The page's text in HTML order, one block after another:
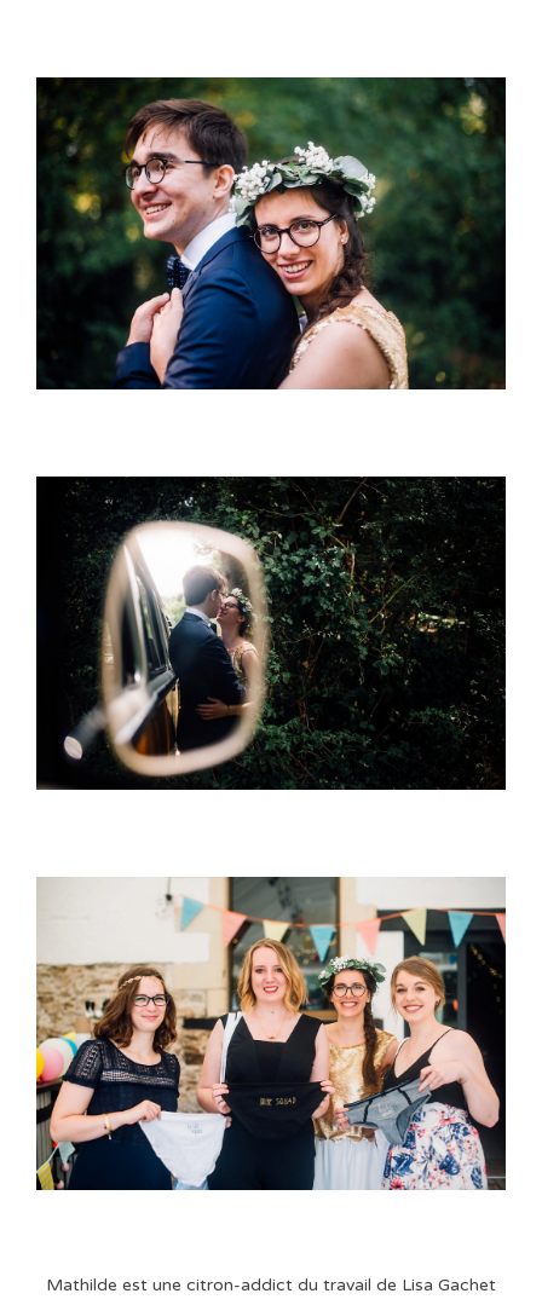
Mathilde est une citron-addict du travail de Lisa Gachet